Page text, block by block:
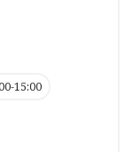
15:00